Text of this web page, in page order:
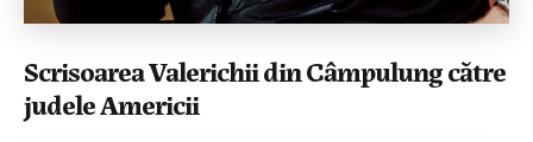
Scrisoarea Valerichii din Câmpulung către
judele Americii